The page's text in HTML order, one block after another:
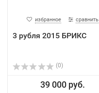
избранное сравнить
3 рубля 2015 БРИКС
(0)
39 000 руб.